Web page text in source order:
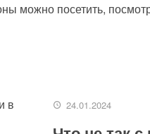
можно посетить,
24.01.2024